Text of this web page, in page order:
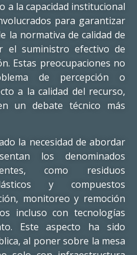
a la capacidad institucional
para garantizar
la normativa de calidad de
el suministro efectivo de
Estas preocupaciones no
de percepción o
a la calidad del recurso,
un debate técnico más
la necesidad de abordar
los denominados
como residuos
y compuestos
monitoreo y remoción
incluso con tecnologías
Este aspecto ha sido
al poner sobre la mesa